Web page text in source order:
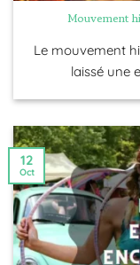
Mouvement
Le mouvement
laissé une
12
Oct